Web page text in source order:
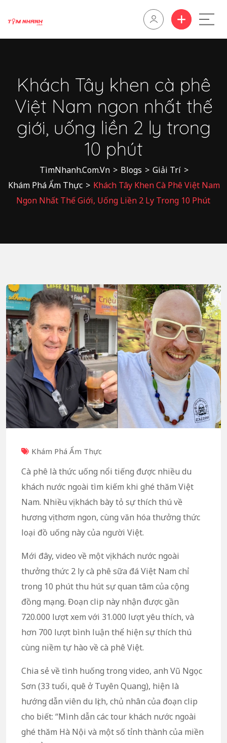
Khách Tây khen cà phê
Việt Nam ngon nhất thế
giới, uống liền 2 ly trong
10 phút
TìmNhanh.Com.Vn > Blogs > Giải Trí >
Khám Phá Ẩm Thực > Khách Tây Khen Cà Phê Việt Nam
Ngon Nhất Thế Giới, Uống Liền 2 Ly Trong 10 Phút
Khám Phá Ẩm Thực
Cà phê là thức uống nổi tiếng được nhiều du
khách nước ngoài tìm kiếm khi ghé thăm Việt
Nam. Nhiều vị khách bày tỏ sự thích thú về
hương vị thơm ngon, cùng văn hóa thưởng thức
loại đồ uống này của người Việt.
Mới đây, video về một vị khách nước ngoài
thưởng thức 2 ly cà phê sữa đá Việt Nam chỉ
trong 10 phút thu hút sự quan tâm của cộng
đồng mạng. Đoạn clip này nhận được gần
720.000 lượt xem với 31.000 lượt yêu thích, và
hơn 700 lượt bình luận thể hiện sự thích thú
cùng niềm tự hào về cà phê Việt.
Chia sẻ về tình huống trong video, anh Vũ Ngọc
Sơn (33 tuổi, quê ở Tuyên Quang), hiện là
hướng dẫn viên du lịch, chủ nhân của đoạn clip
cho biết: “Mình dẫn các tour khách nước ngoài
ghé thăm Hà Nội và một số tỉnh thành của miền